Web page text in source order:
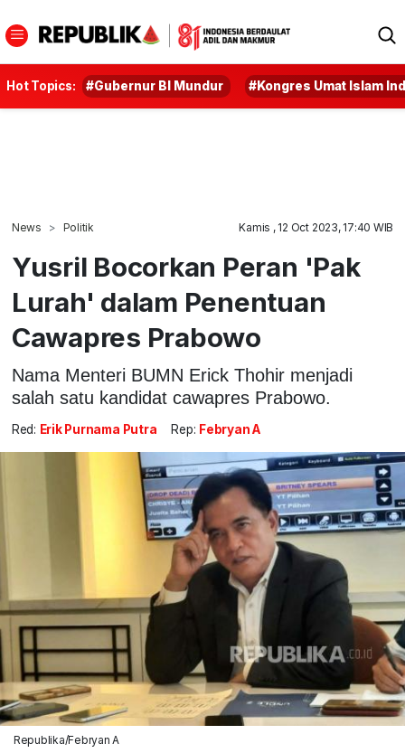
Hot Topics: #Gubernur BI Mundur #Kongres Umat Islam
News Politik Kamis , 12 Oct 2023, 17:40 WIB
Yusril Bocorkan Peran 'Pak
Lurah' dalam Penentuan
Cawapres Prabowo
Nama Menteri BUMN Erick Thohir menjadi
salah satu kandidat cawapres Prabowo.
Red: Erik Purnama Putra Rep: Febryan A
Republika/Febryan A